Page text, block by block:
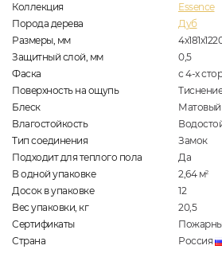
Коллекция
Essence
Порода дерева
Дуб
Размеры, мм
Защитный слой, мм
0,5
Фаска
с 4-х
Поверхность на ощупь
Тиснение
Блеск
Матовый
Влагостойкость
Тип соединения
Замок
Подходит для теплого пола
Да
В одной упаковке
2,64 м2
Досок в упаковке
12
Вес упаковки, кг
20,5
Сертификаты
Страна
Россия